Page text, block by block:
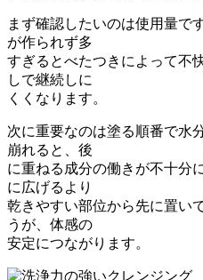
まず確認したいのは使用量で
が作られず多
すぎるとべたつきによって不
しで継続しに
くくなります。
次に重要なのは塗る順番で水
崩れると、後
に重ねる成分の働きが不十分
に広げるより
乾きやすい部位から先に置い
うが、体感の
安定につながります。